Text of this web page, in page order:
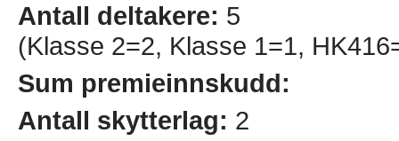
Antall deltakere: 5
(Klasse 2=2, Klasse 1=1,
Sum premieinnskudd:
Antall skytterlag: 2